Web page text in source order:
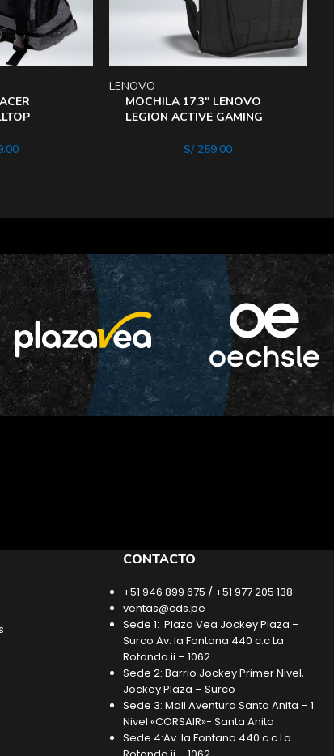
MOCHILA 17.3″ LENOVO
LEGION ACTIVE GAMING
LENOVO
S/259.00
CONTACTO
+51 946 899 675 / +51 977 205 138
ventas@cds.pe
Sede 1: Plaza Vea Jockey Plaza –
Surco Av. la Fontana 440 c.c La
Rotonda ii – 1062
Sede 2: Barrio Jockey Primer Nivel,
Jockey Plaza – Surco
Sede 3: Mall Aventura Santa Anita – 1
Nivel «CORSAIR»- Santa Anita
Sede 4:Av. la Fontana 440 c.c La